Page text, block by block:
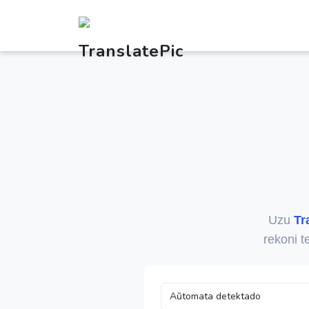
Uzu
rekoni